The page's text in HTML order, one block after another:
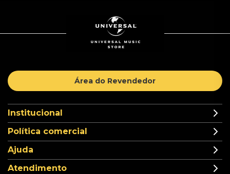
Área do Revendedor
Institucional
Política comercial
Ajuda
Atendimento